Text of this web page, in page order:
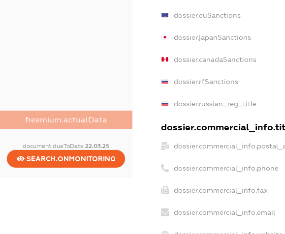
freemium.actualData
document.dueToDate22.03.25
SEARCH.ONMONITORING
dossier.euSanctions
dossier.japanSanctions
dossier.canadaSanctions
dossier.rfSanctions
dossier.russian_reg_title
dossier.commercial_info.phone
dossier.commercial_info.fax
dossier.commercial_info.email